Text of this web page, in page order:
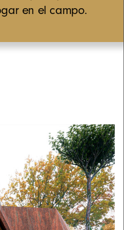
en el campo.